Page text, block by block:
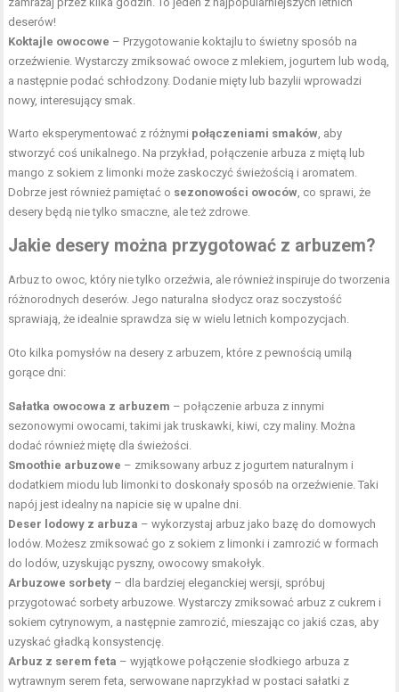
deserów!
Koktajle owocowe – Przygotowanie koktajlu to świetny sposób na
orzeźwienie. Wystarczy zmiksować owoce z mlekiem, jogurtem lub wodą,
a następnie podać schłodzony. Dodanie mięty lub bazylii wprowadzi
nowy, interesujący smak.
Warto eksperymentować z różnymi połączeniami smaków , aby
stworzyć coś unikalnego. Na przykład, połączenie arbuza z miętą lub
mango z sokiem z limonki może zaskoczyć świeżością i aromatem.
Dobrze jest również pamiętać o sezonowości owoców , co sprawi, że
desery będą nie tylko smaczne, ale też zdrowe.
Jakie desery można przygotować z arbuzem?
Arbuz to owoc, który nie tylko orzeźwia, ale również inspiruje do tworzenia
różnorodnych deserów. Jego naturalna słodycz oraz soczystość
sprawiają, że idealnie sprawdza się w wielu letnich kompozycjach.
Oto kilka pomysłów na desery z arbuzem, które z pewnością umilą
gorące dni:
Sałatka owocowa z arbuzem – połączenie arbuza z innymi
sezonowymi owocami, takimi jak truskawki, kiwi, czy maliny. Można
dodać również miętę dla świeżości.
Smoothie arbuzowe – zmiksowany arbuz z jogurtem naturalnym i
dodatkiem miodu lub limonki to doskonały sposób na orzeźwienie. Taki
napój jest idealny na napicie się w upalne dni.
Deser lodowy z arbuza – wykorzystaj arbuz jako bazę do domowych
lodów. Możesz zmiksować go z sokiem z limonki i zamrozić w formach
do lodów, uzyskując pyszny, owocowy smakołyk.
Arbuzowe sorbety – dla bardziej eleganckiej wersji, spróbuj
przygotować sorbety arbuzowe. Wystarczy zmiksować arbuz z cukrem i
sokiem cytrynowym, a następnie zamrozić, mieszając co jakiś czas, aby
uzyskać gładką konsystencję.
Arbuz z serem feta – wyjątkowe połączenie słodkiego arbuza z
wytrawnym serem feta, serwowane naprzykład w postaci sałatki z